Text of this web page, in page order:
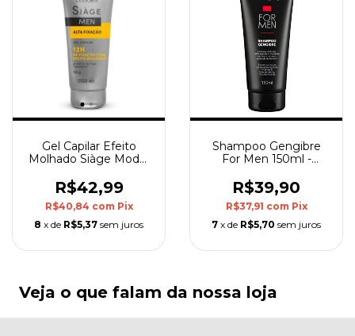
Gel Capilar Efeito
Molhado Siàge Model
R$42,99
R$40,84 com Pix
8 x de R$5,37 sem juros
Shampoo Gengibre
For Men 150ml -
R$39,90
R$37,91 com Pix
7 x de R$5,70 sem juros
Veja o que falam da nossa loja